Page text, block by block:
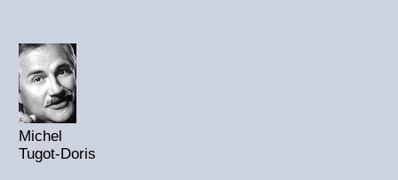
Michel
Tugot-Doris